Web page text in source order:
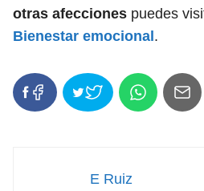
otras afecciones puedes
Bienestar emocional .
E Ruiz